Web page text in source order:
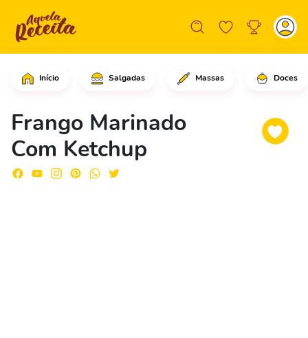
Início Salgadas Massas Doces
Frango Marinado
Com Ketchup
Comece adicionando o peito de